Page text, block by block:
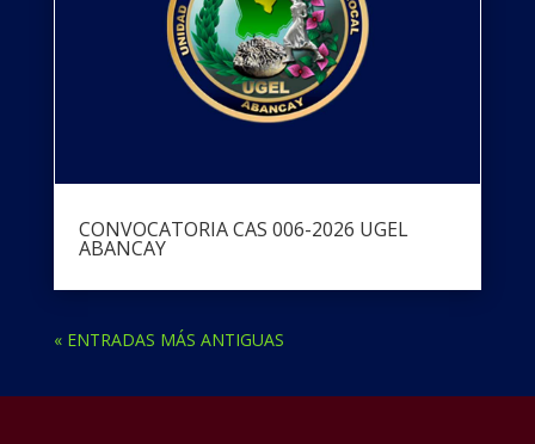
CONVOCATORIA CAS 006-2026 UGEL
ABANCAY
« ENTRADAS MÁS ANTIGUAS